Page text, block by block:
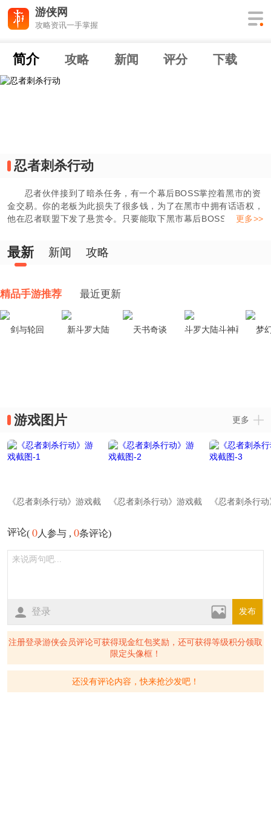
游侠网
攻略资讯一手掌握
简介 攻略 新闻 评分 下载
忍者刺杀行动
忍者伙伴接到了暗杀任务，有一个幕后BOSS掌控着黑市的资
金交易。你的老板为此损失了很多钱，为了在黑市中拥有话语权，
他在忍者联盟下发了悬赏令。只要能取下黑市幕后BOSS的首级，
卡，突破敌人的防线，取得最终BOSS的首级，是你们的终极目
标。
更多>>
最新 新闻 攻略
精品手游推荐 最近更新
剑与轮回 新斗罗大陆 天书奇谈 斗罗大陆斗神再临 梦
游戏图片 更多
《忍者刺杀行动》游戏截
《忍者刺杀行动》游戏截
《忍者刺杀行
评论( 0人参与 , 0条评论)
登录 发布
注册登录游侠会员评论可获得现金红包奖励，还可获得等级积分领取
限定头像框！
还没有评论内容，快来抢沙发吧！